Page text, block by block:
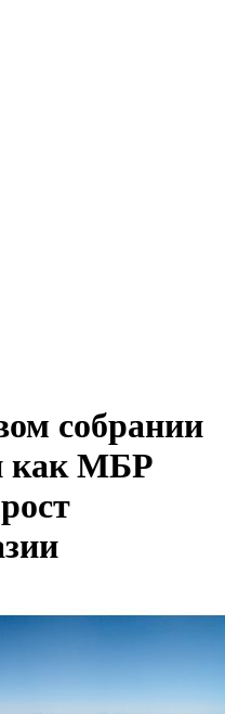
сырье, а в импорте -
и деятельности правительства"
собрании
как МБР